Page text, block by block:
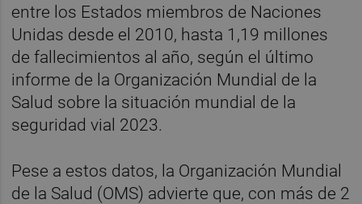
entre los Estados miembros de Naciones
Unidas desde el 2010, hasta 1,19 millones
de fallecimientos al año, según el último
informe de la Organización Mundial de la
Salud sobre la situación mundial de la
seguridad vial 2023.
Pese a estos datos, la Organización Mundial
de la Salud (OMS) advierte que, con más de 2